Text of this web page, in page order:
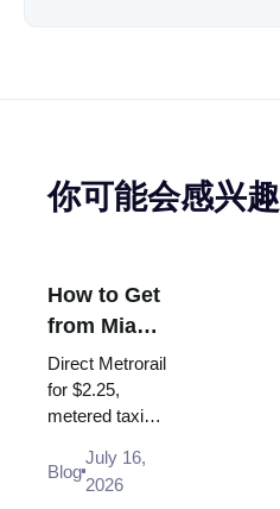
你可能会感兴趣
How to Get
from Miami
Airport to
Brickell
Direct Metrorail
for $2.25,
metered taxi
Uber - every
way from MIA
Blog
July 16,
2026